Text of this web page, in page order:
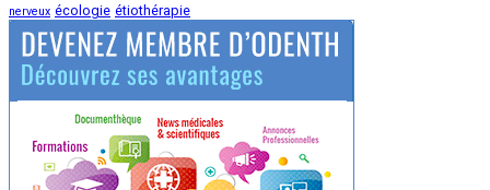
nerveux écologie étiothérapie